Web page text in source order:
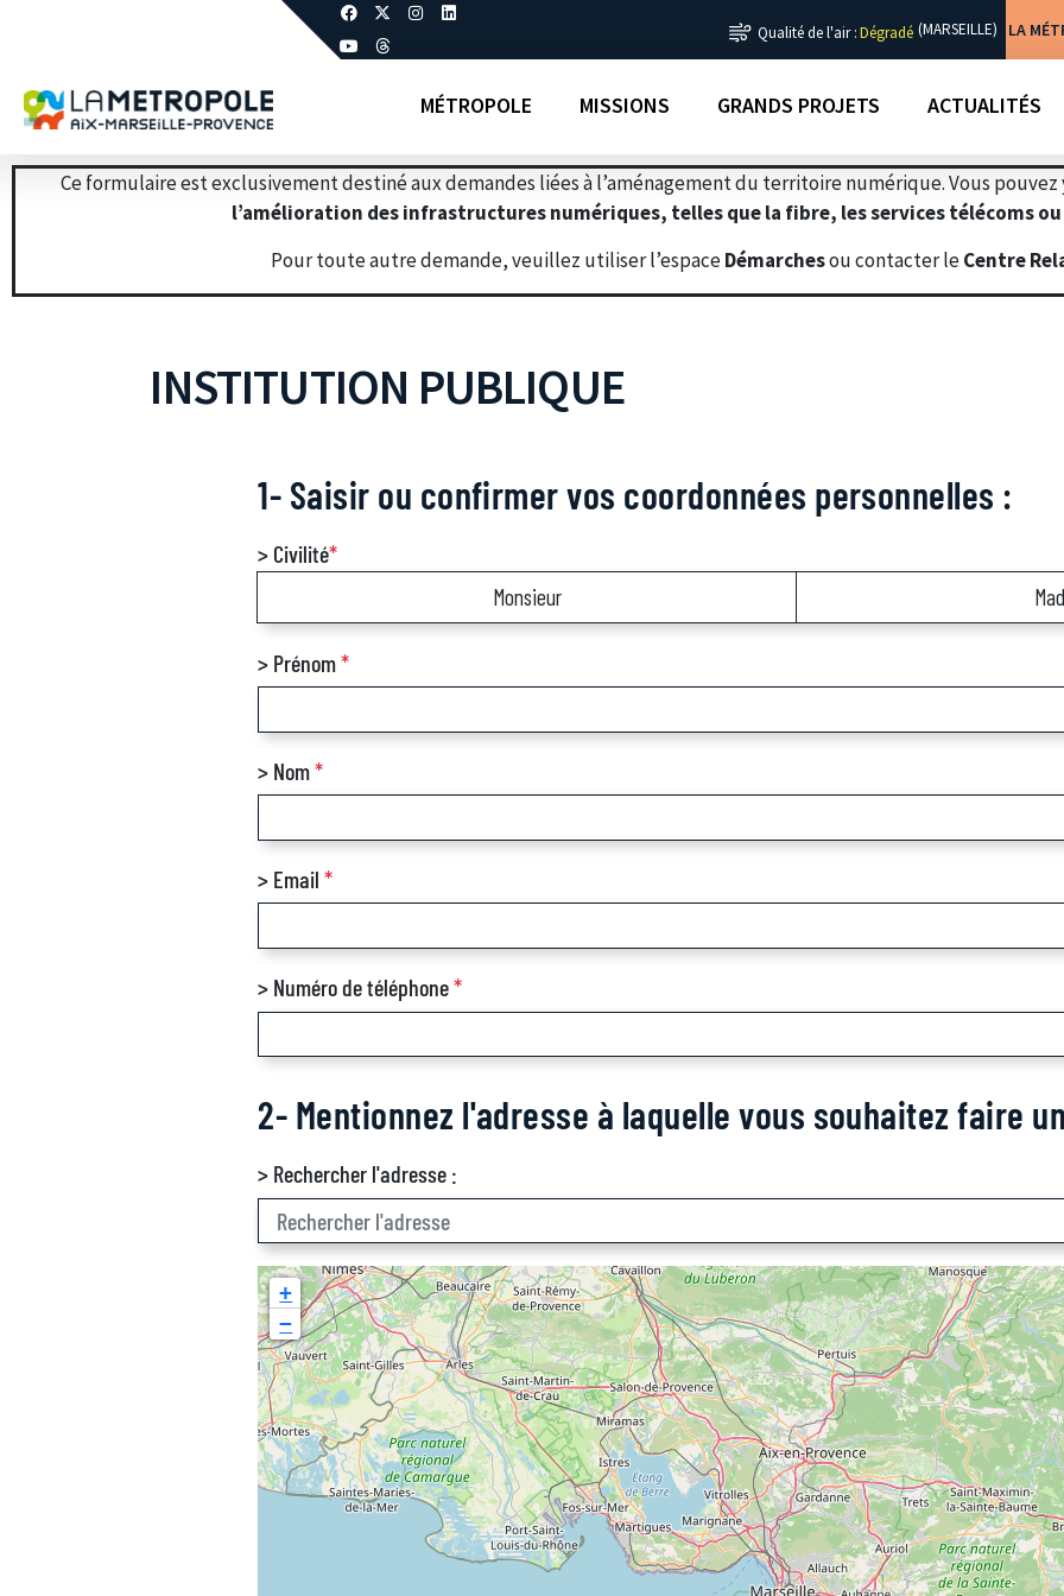
Qualité de l'air :Dégradé (MARSEILLE) LA
MÉTROPOLE MISSIONS GRANDS PROJETS ACTUALITÉS
Ce formulaire est exclusivement destiné aux demandes liées à l’aménagement du territoire numérique. Vous
l’amélioration des infrastructures numériques, telles que la fibre, les services télécoms
Pour toute autre demande, veuillez utiliser l’espaceDémarchesou contacter leCentre
INSTITUTION PUBLIQUE
1- Saisir ou confirmer vos coordonnées personnelles :
> Civilité*
Monsieur
> Prénom*
> Nom*
> Email*
> Numéro de téléphone*
2- Mentionnez l'adresse à laquelle vous souhaitez faire
> Rechercher l'adresse :
+
−